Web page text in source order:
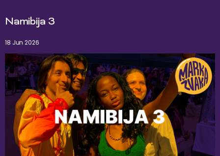
Namibija 3
18 Jun 2026